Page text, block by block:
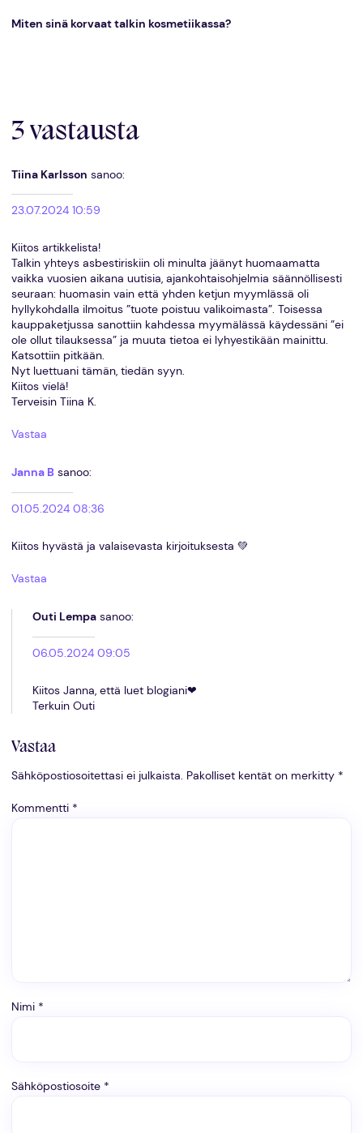
Miten sinä korvaat talkin kosmetiikassa?
3 vastausta
Tiina Karlsson sanoo:
23.07.2024 10:59
Kiitos artikkelista!
Talkin yhteys asbestiriskiin oli minulta jäänyt huomaamatta
vaikka vuosien aikana uutisia, ajankohtaisohjelmia säännöllisesti
seuraan: huomasin vain että yhden ketjun myymlässä oli
hyllykohdalla ilmoitus ”tuote poistuu valikoimasta”. Toisessa
kauppaketjussa sanottiin kahdessa myymälässä käydessäni ”ei
ole ollut tilauksessa” ja muuta tietoa ei lyhyestikään mainittu.
Katsottiin pitkään.
Nyt luettuani tämän, tiedän syyn.
Kiitos vielä!
Terveisin Tiina K.
Vastaa
Janna B sanoo:
01.05.2024 08:36
Kiitos hyvästä ja valaisevasta kirjoituksesta 💚
Vastaa
Outi Lempa sanoo:
06.05.2024 09:05
Kiitos Janna, että luet blogiani❤
Terkuin Outi
Vastaa
Sähköpostiosoitettasi ei julkaista. Pakolliset kentät on merkitty *
Kommentti *
Nimi *
Sähköpostiosoite *